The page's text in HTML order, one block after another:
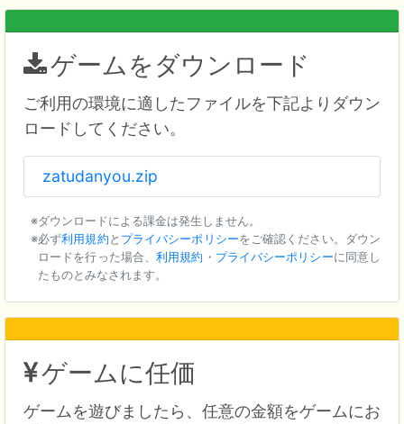
ゲームをダウンロード
ご利用の環境に適したファイルを下記よりダウン
ロードしてください。
zatudanyou.zip
ダウンロードによる課金は発生しません。
必ず利用規約と プライバシーポリシーをご確認ください。ダウン
ロードを行った場合、利用規約 ・ プライバシーポリシーに同意し
たものとみなされます。
ゲームに任価
ゲームを遊びましたら、任意の金額をゲームにお